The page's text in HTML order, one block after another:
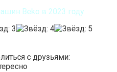
Beko в 2023 году
с друзьями: